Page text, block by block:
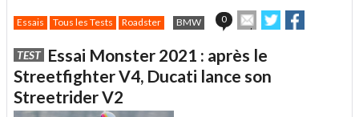
Essais Tous les Tests Roadster BMW 0
Envoyer
cet
à
un
ami
Partager
sur sur
TEST Essai Monster 2021 : après le
Streetfighter V4, Ducati lance son
Streetrider V2